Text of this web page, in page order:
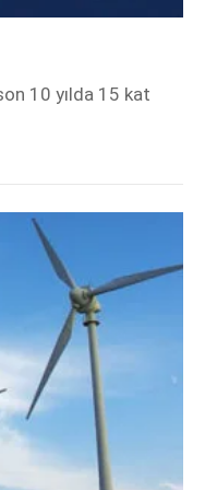
10 yılda 15 kat